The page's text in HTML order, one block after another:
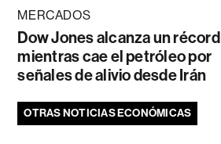
MERCADOS
Dow Jones alcanza un récord
mientras cae el petróleo por
señales de alivio desde Irán
OTRAS NOTICIAS ECONÓMICAS